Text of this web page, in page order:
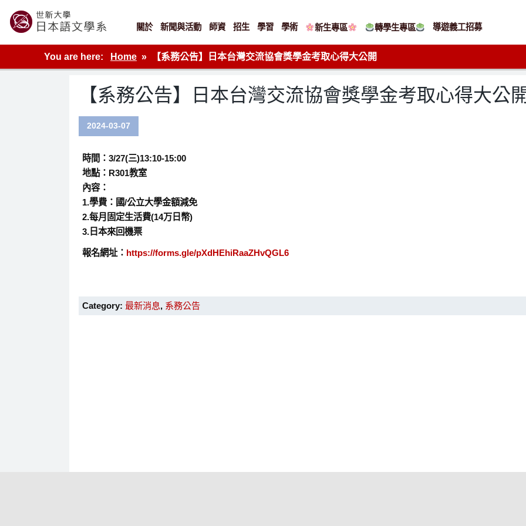
content
世新大學教學單位的網站
關於 新聞與活動 師資 招生 學習 學術 新生專區 轉學生專區 導遊義工招募
You are here: Home 【系務公告】日本台灣交流協會獎學金考取心得大公開
【系務公告】日本台灣交流協會獎學金考取心得大公
2024-03-07
時間：3/27(三)13:10-15:00
地點：R301教室
內容：
1.學費：國/公立大學金額減免
2.每月固定生活費(14万日幣)
3.日本來回機票
報名網址： https://forms.gle/pXdHEhiRaaZHvQGL6
Category: 最新消息, 系務公告